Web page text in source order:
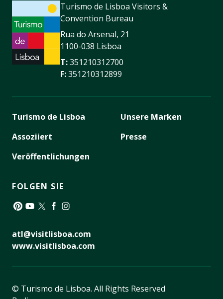
Turismo de Lisboa Visitors &
Convention Bureau
Rua do Arsenal, 21
1100-038 Lisboa
T:351210312700
F:351210312899
Turismo de Lisboa
Assoziiert
Veröffentlichungen
Unsere Marken
Presse
FOLGEN SIE
atl@visitlisboa.com
www.visitlisboa.com
© Turismo de Lisboa. All Rights Reserved